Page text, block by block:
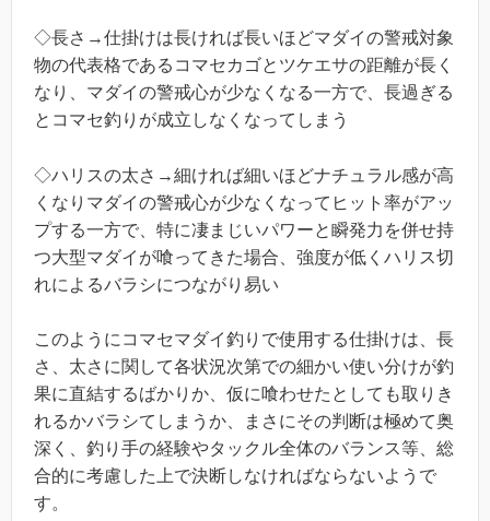
◇長さ→仕掛けは長ければ長いほどマダイの警戒対象
物の代表格であるコマセカゴとツケエサの距離が長く
なり、マダイの警戒心が少なくなる一方で、長過ぎる
とコマセ釣りが成立しなくなってしまう
◇ハリスの太さ→細ければ細いほどナチュラル感が高
くなりマダイの警戒心が少なくなってヒット率がアッ
プする一方で、特に凄まじいパワーと瞬発力を併せ持
つ大型マダイが喰ってきた場合、強度が低くハリス切
れによるバラシにつながり易い
このようにコマセマダイ釣りで使用する仕掛けは、長
さ、太さに関して各状況次第での細かい使い分けが釣
果に直結するばかりか、仮に喰わせたとしても取りき
れるかバラシてしまうか、まさにその判断は極めて奥
深く、釣り手の経験やタックル全体のバランス等、総
合的に考慮した上で決断しなければならないようで
す。